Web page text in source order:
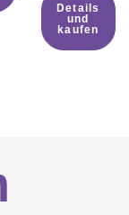
Details
und
kaufen